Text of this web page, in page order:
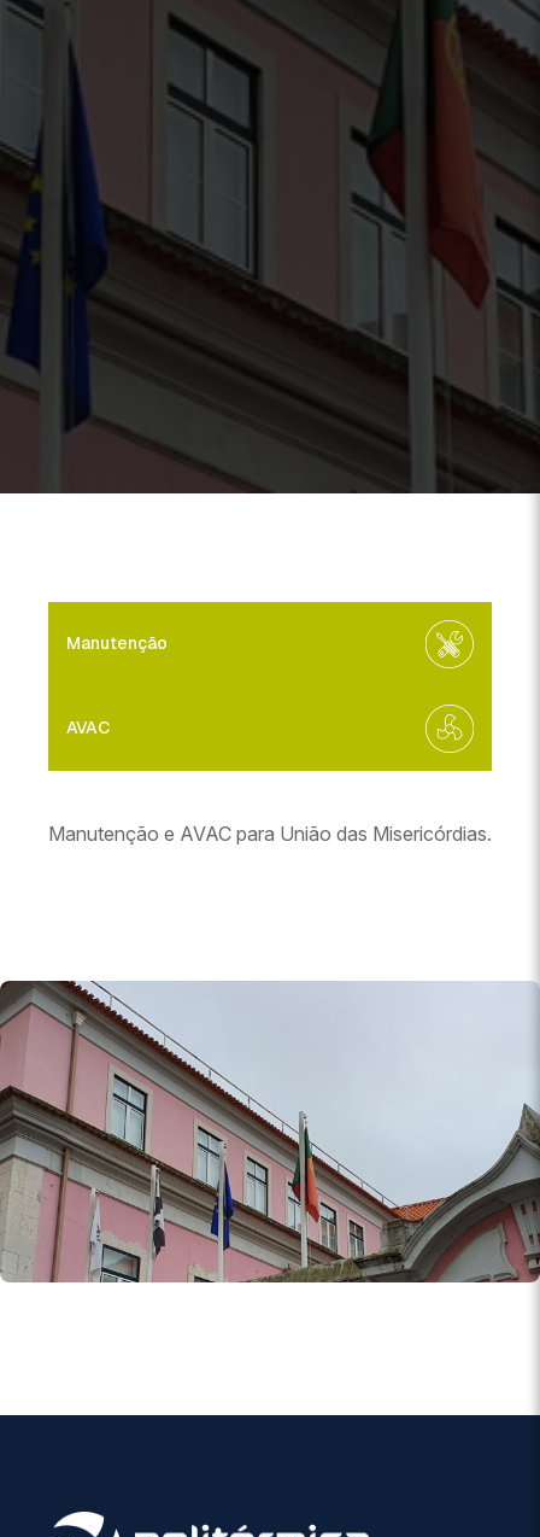
Manutenção
AVAC
Manutenção e AVAC para União das Misericórdias.